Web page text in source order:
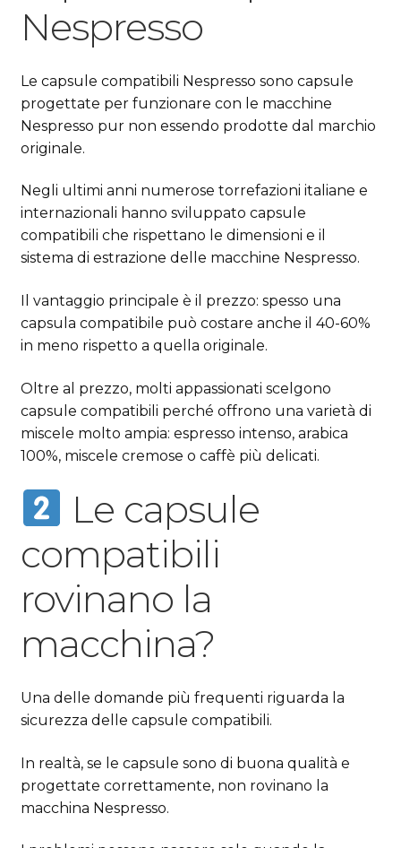
Nespresso
Le capsule compatibili Nespresso sono capsule
progettate per funzionare con le macchine
Nespresso pur non essendo prodotte dal marchio
originale.
Negli ultimi anni numerose torrefazioni italiane e
internazionali hanno sviluppato capsule
compatibili che rispettano le dimensioni e il
sistema di estrazione delle macchine Nespresso.
Il vantaggio principale è il prezzo: spesso una
capsula compatibile può costare anche il 40-60%
in meno rispetto a quella originale.
Oltre al prezzo, molti appassionati scelgono
capsule compatibili perché offrono una varietà di
miscele molto ampia: espresso intenso, arabica
100%, miscele cremose o caffè più delicati.
Le capsule
compatibili
rovinano la
macchina?
Una delle domande più frequenti riguarda la
sicurezza delle capsule compatibili.
In realtà, se le capsule sono di buona qualità e
progettate correttamente, non rovinano la
macchina Nespresso.